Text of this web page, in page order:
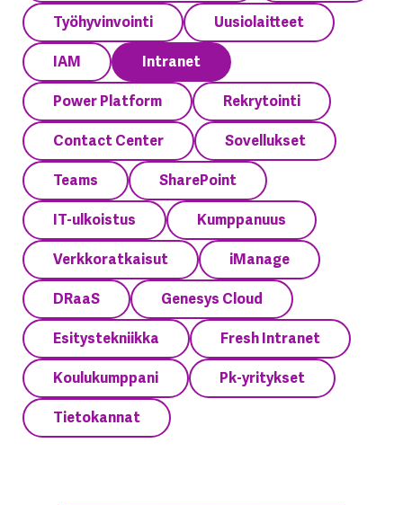
Työhyvinvointi Uusiolaitteet
IAM Intranet
Power Platform Rekrytointi
Contact Center Sovellukset
Teams SharePoint
IT-ulkoistus Kumppanuus
Verkkoratkaisut iManage
DRaaS Genesys Cloud
Esitystekniikka Fresh Intranet
Koulukumppani Pk-yritykset
Tietokannat